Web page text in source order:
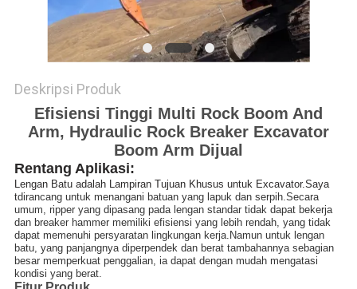
Deskripsi Produk
Efisiensi Tinggi Multi Rock Boom And
Arm, Hydraulic Rock Breaker Excavator
Boom Arm Dijual
Rentang Aplikasi:
Lengan Batu adalah Lampiran Tujuan Khusus untuk Excavator.Saya
tdirancang untuk menangani batuan yang lapuk dan serpih.Secara
umum, ripper yang dipasang pada lengan standar tidak dapat bekerja
dan breaker hammer memiliki efisiensi yang lebih rendah, yang tidak
dapat memenuhi persyaratan lingkungan kerja.Namun untuk lengan
batu, yang panjangnya diperpendek dan berat tambahannya sebagian
besar memperkuat penggalian, ia dapat dengan mudah mengatasi
kondisi yang berat.